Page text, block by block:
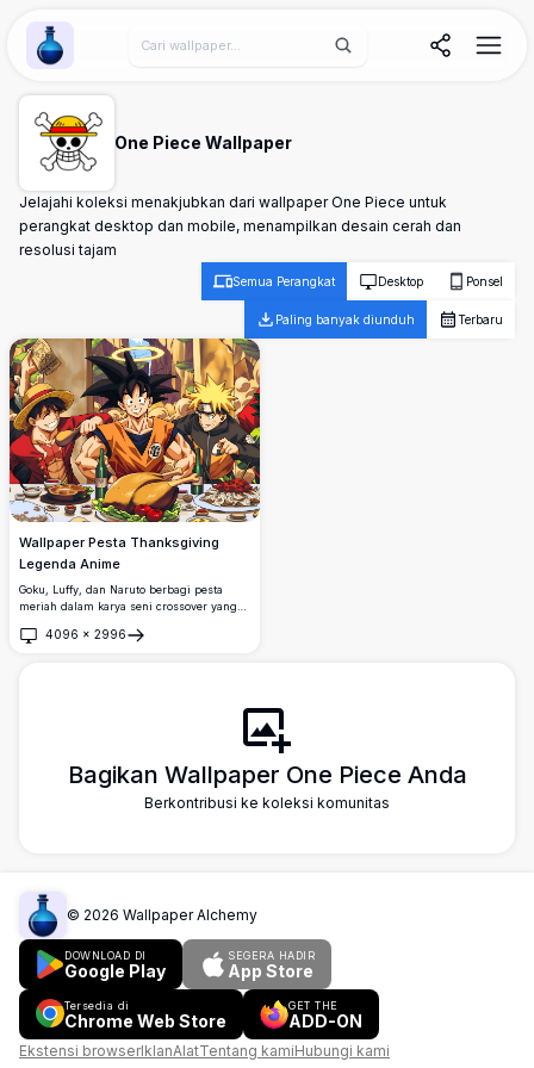
Wallpaper Alchemy
One Piece Wallpaper
Jelajahi koleksi menakjubkan dari wallpaper One Piece untuk
perangkat desktop dan mobile, menampilkan desain cerah dan
resolusi tajam
Semua Perangkat Desktop Ponsel
Paling banyak diunduh Terbaru
Wallpaper Pesta Thanksgiving
Legenda Anime
Goku, Luffy, dan Naruto berbagi pesta
meriah dalam karya seni crossover yang
panggang, mie, dan minuman, wallpaper
4096 × 2996
Buka
Bagikan Wallpaper One Piece Anda
Berkontribusi ke koleksi komunitas
© 2026 Wallpaper Alchemy
DOWNLOAD DI
Google Play
SEGERA HADIR
App Store
Tersedia di
Chrome Web Store
GET THE
ADD-ON
Ekstensi browserIklanAlatTentang kamiHubungi kami